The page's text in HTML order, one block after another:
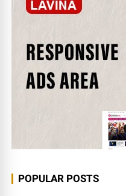
POPULAR POSTS